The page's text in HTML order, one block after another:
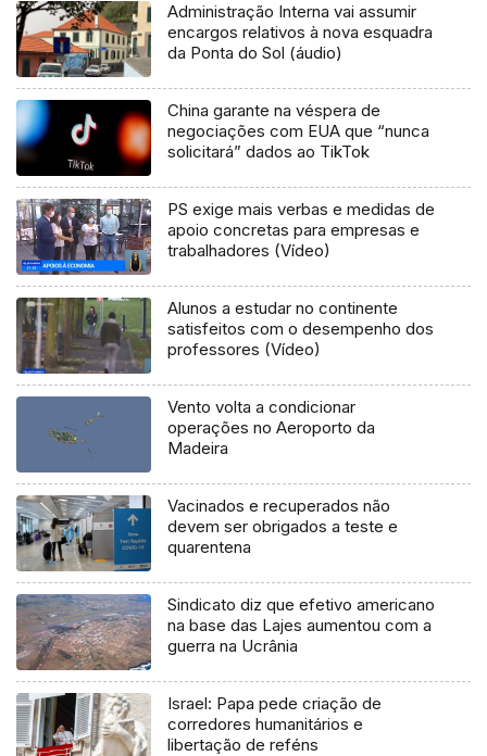
Administração Interna vai assumir
encargos relativos à nova esquadra
da Ponta do Sol (áudio)
China garante na véspera de
negociações com EUA que “nunca
solicitará” dados ao TikTok
PS exige mais verbas e medidas de
apoio concretas para empresas e
trabalhadores (Vídeo)
Alunos a estudar no continente
satisfeitos com o desempenho dos
professores (Vídeo)
Vento volta a condicionar
operações no Aeroporto da
Madeira
Vacinados e recuperados não
devem ser obrigados a teste e
quarentena
Sindicato diz que efetivo americano
na base das Lajes aumentou com a
guerra na Ucrânia
Israel: Papa pede criação de
corredores humanitários e
libertação de reféns